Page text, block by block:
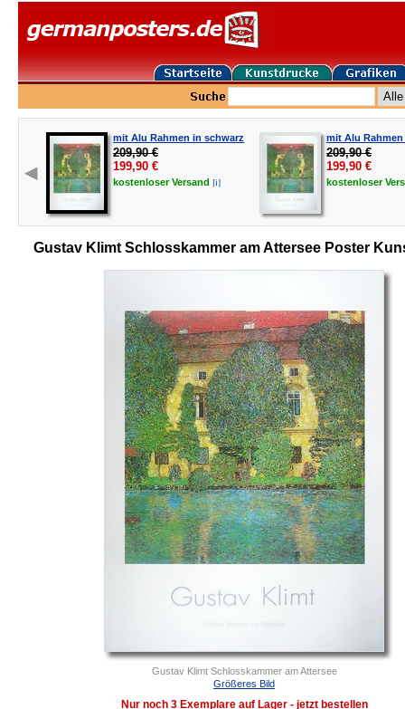
mit Alu Rahmen in schwarz
209,90 €
199,90 €
kostenloserVersand [i]
mit Alu
209,90 €
199,90 €
kostenloser
Gustav Klimt Schlosskammer am Attersee Poster
Gustav Klimt Schlosskammer am Attersee
Größeres Bild
Nur noch 3 Exemplare auf Lager - jetzt bestellen